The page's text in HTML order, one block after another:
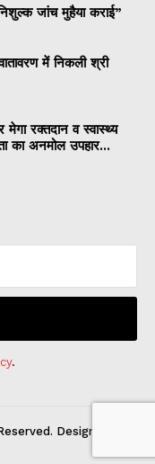
जांच मुहैया कराई”
में निकली श्री
रक्तदान व स्वास्थ्य
का अनमोल उपहार...
.
Designed by